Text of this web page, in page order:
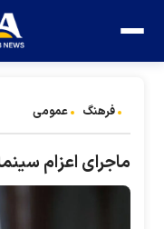
فرهنگ عمومی
ماجرای اعزام